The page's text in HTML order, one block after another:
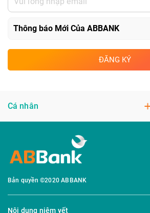
ĐĂNG KÝ
Cá nhân
Bản quyền ©2020 ABBANK
Nội dung niêm yết